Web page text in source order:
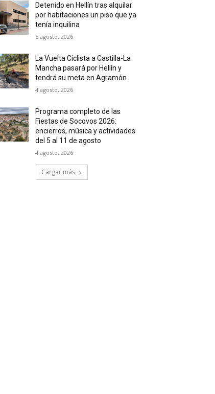
Detenido en Hellín tras alquilar
por habitaciones un piso que ya
tenía inquilina
5 agosto, 2026
La Vuelta Ciclista a Castilla-La
Mancha pasará por Hellín y
tendrá su meta en Agramón
4 agosto, 2026
Programa completo de las
Fiestas de Socovos 2026:
encierros, música y actividades
del 5 al 11 de agosto
4 agosto, 2026
Cargar más